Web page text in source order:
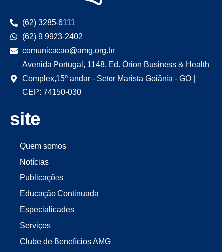
(62) 3285-6111
(62) 9 9923-2402
comunicacao@amg.org.br
Avenida Portugal, 1148, Ed. Órion Business & Health
Complex,15º andar - Setor Marista Goiânia - GO |
CEP: 74150-030
site
Quem somos
Notícias
Publicações
Educação Continuada
Especialidades
Serviços
Clube de Benefícios AMG